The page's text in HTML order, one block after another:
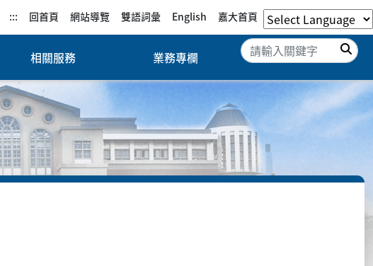
::: 回首頁 網站導覽 雙語詞彙 English 嘉大首頁
相關服務 業務專欄
搜